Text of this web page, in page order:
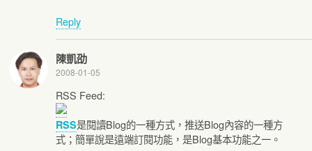
Reply
陳凱劭
2008-01-05
RSS Feed:
RSS是閱讀Blog的一種方式，推送Blog內容的一種方
式；簡單說是遠端訂閱功能，是Blog基本功能之一。